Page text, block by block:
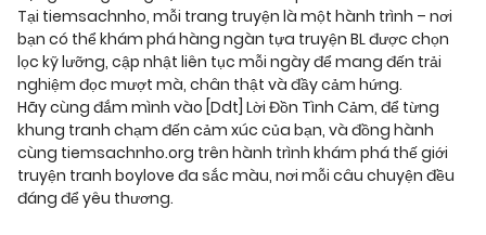
Tại tiemsachnho, mỗi trang truyện là một hành trình – nơi
bạn có thể khám phá hàng ngàn tựa truyện BL được chọn
lọc kỹ lưỡng, cập nhật liên tục mỗi ngày để mang đến trải
nghiệm đọc mượt mà, chân thật và đầy cảm hứng.
Hãy cùng đắm mình vào [Ddt] Lời Đồn Tình Cảm, để từng
khung tranh chạm đến cảm xúc của bạn, và đồng hành
cùng tiemsachnho.org trên hành trình khám phá thế giới
truyện tranh boylove đa sắc màu, nơi mỗi câu chuyện đều
đáng để yêu thương.